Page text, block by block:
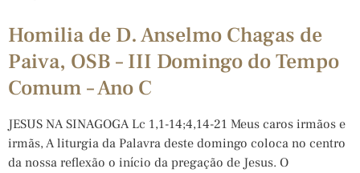
Homilia de D. Anselmo Chagas de
Paiva, OSB – III Domingo do Tempo
Comum – Ano C
JESUS NA SINAGOGA Lc 1,1-14;4,14-21 Meus caros irmãos e
irmãs, A liturgia da Palavra deste domingo coloca no centro
da nossa reflexão o início da pregação de Jesus. O